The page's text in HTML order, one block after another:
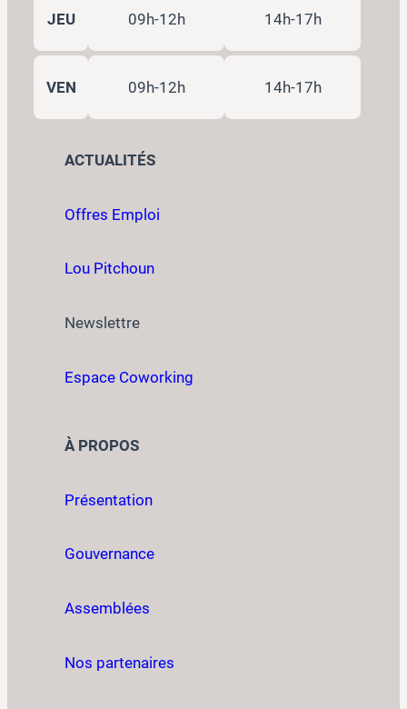
JEU 09h-12h 14h-17h
VEN 09h-12h 14h-17h
ACTUALITÉS
Offres Emploi
Lou Pitchoun
Newslettre
Espace Coworking
À PROPOS
Présentation
Gouvernance
Assemblées
Nos partenaires